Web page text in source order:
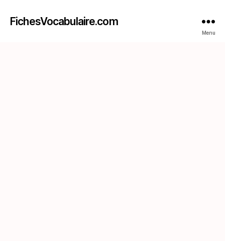
FichesVocabulaire.com
Menu